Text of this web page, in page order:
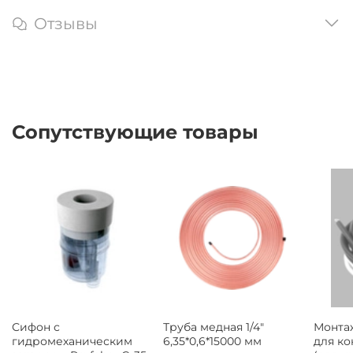
Отзывы
Сопутствующие товары
Сифон с
гидромеханическим
Труба медная 1/4"
6,35*0,6*15000 мм
для